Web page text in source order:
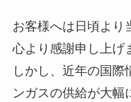
お客様へは日頃より
心より感謝申し上げ
しかし、近年の国際
ンガスの供給が大幅